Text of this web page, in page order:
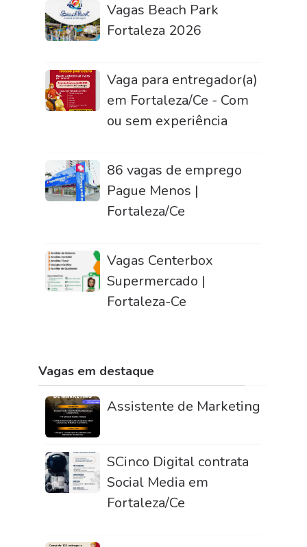
Vagas Beach Park
Fortaleza 2026
Vaga para entregador(a)
em Fortaleza/Ce - Com
ou sem experiência
86 vagas de emprego
Pague Menos |
Fortaleza/Ce
Vagas Centerbox
Supermercado |
Fortaleza-Ce
Vagas em destaque
Assistente de Marketing
SCinco Digital contrata
Social Media em
Fortaleza/Ce